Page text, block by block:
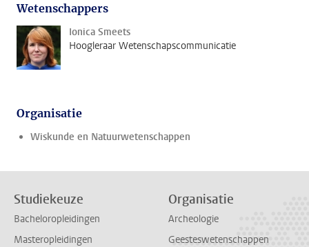
Wetenschappers
Ionica Smeets
Hoogleraar Wetenschapscommunicatie
Organisatie
Wiskunde en Natuurwetenschappen
Studiekeuze
Bacheloropleidingen
Masteropleidingen
Organisatie
Archeologie
Geesteswetenschappen